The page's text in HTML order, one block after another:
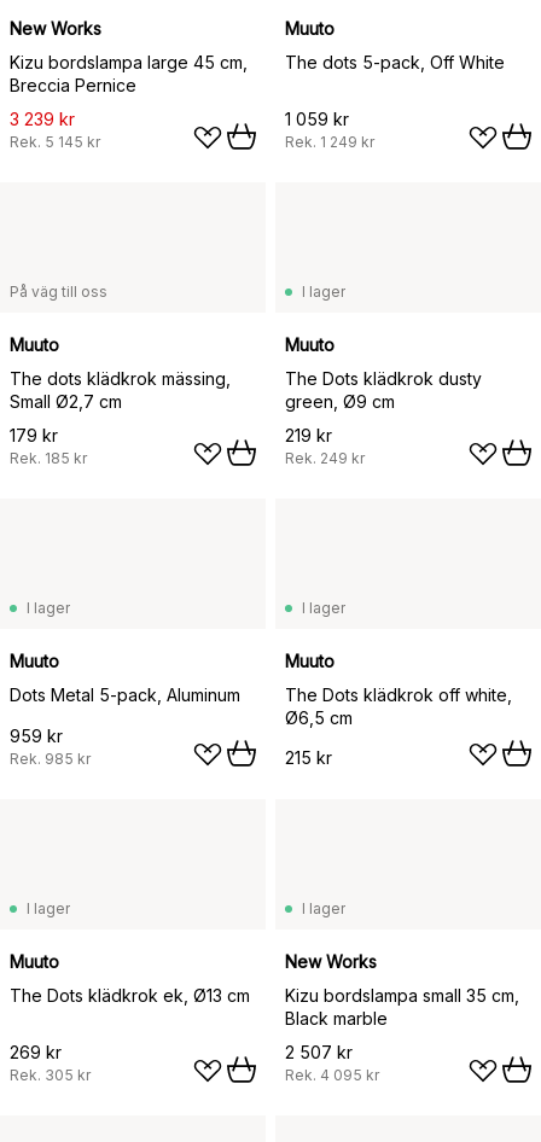
New Works
Kizu bordslampa large 45 cm,
Breccia Pernice
3 239 kr
Rek. 5 145 kr
Muuto
The dots 5-pack, Off White
1 059 kr
Rek. 1 249 kr
På väg till oss
Muuto
The dots klädkrok mässing,
Small Ø2,7 cm
179 kr
Rek. 185 kr
I lager
Muuto
The Dots klädkrok dusty
green, Ø9 cm
219 kr
Rek. 249 kr
I lager
Muuto
Dots Metal 5-pack, Aluminum
959 kr
Rek. 985 kr
I lager
Muuto
The Dots klädkrok off white,
Ø6,5 cm
215 kr
I lager
Muuto
The Dots klädkrok ek, Ø13 cm
269 kr
Rek. 305 kr
I lager
New Works
Kizu bordslampa small 35 cm,
Black marble
2 507 kr
Rek. 4 095 kr